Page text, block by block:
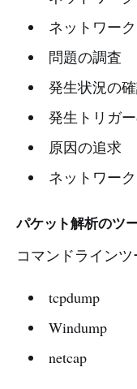
ネットワー
問題の調査
発生状況の
発生トリガ
原因の追求
ネットワー
パケット解析のツ
コマンドライン
tcpdump
Windump
netcap